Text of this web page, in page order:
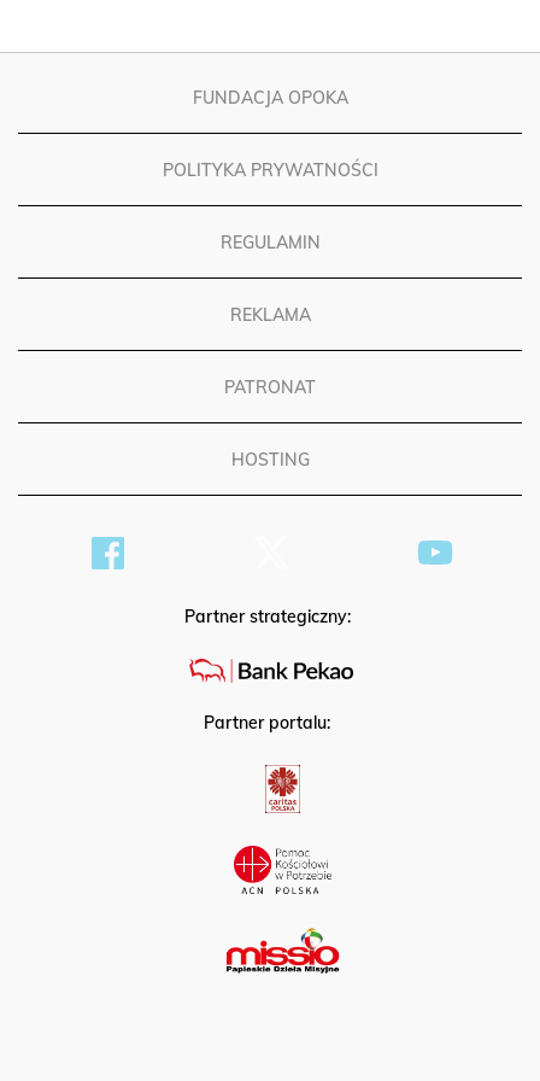
FUNDACJA OPOKA
POLITYKA PRYWATNOŚCI
REGULAMIN
REKLAMA
PATRONAT
HOSTING
Partner strategiczny:
Partner portalu: